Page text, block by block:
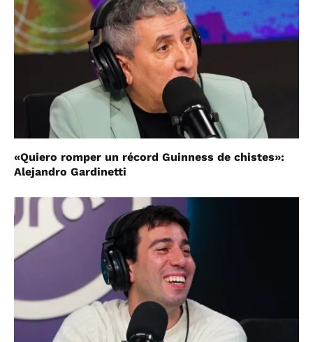
«Quiero romper un récord Guinness de chistes»:
Alejandro Gardinetti